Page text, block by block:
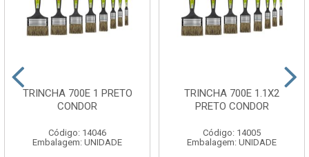
TRINCHA 700E 1 PRETO
CONDOR
Código: 14046
Embalagem: UNIDADE
TRINCHA 700E 1.1X2
PRETO CONDOR
Código: 14005
Embalagem: UNIDADE